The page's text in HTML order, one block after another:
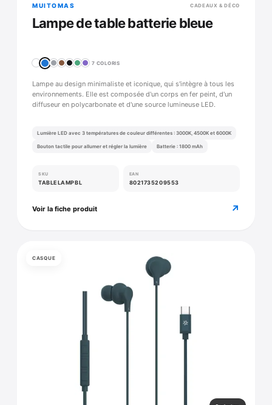
MUITOMAS CADEAUX & DÉCO
Lampe de table batterie bleue
7 COLORIS
Lampe au design minimaliste et iconique, qui s'intègre à tous les
environnements. Elle est composée d'un corps en fer peint, d'un
diffuseur en polycarbonate et d'une source lumineuse LED.
Lumière LED avec 3 températures de couleur différentes : 3000K, 4500K et 6000K
Bouton tactile pour allumer et régler la lumière Batterie : 1800 mAh
SKU
TABLELAMPBL
EAN
8021735209553
Voir la fiche produit ↗
CASQUE